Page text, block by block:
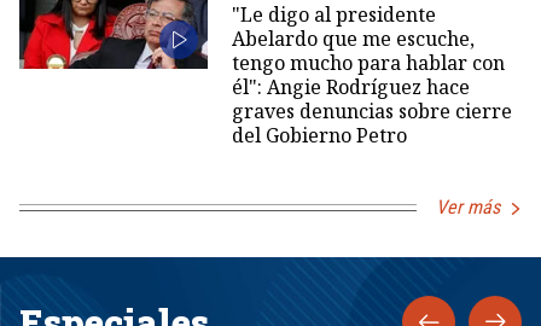
"Le digo al presidente
Abelardo que me escuche,
tengo mucho para hablar con
él": Angie Rodríguez hace
graves denuncias sobre cierre
del Gobierno Petro
Ver más